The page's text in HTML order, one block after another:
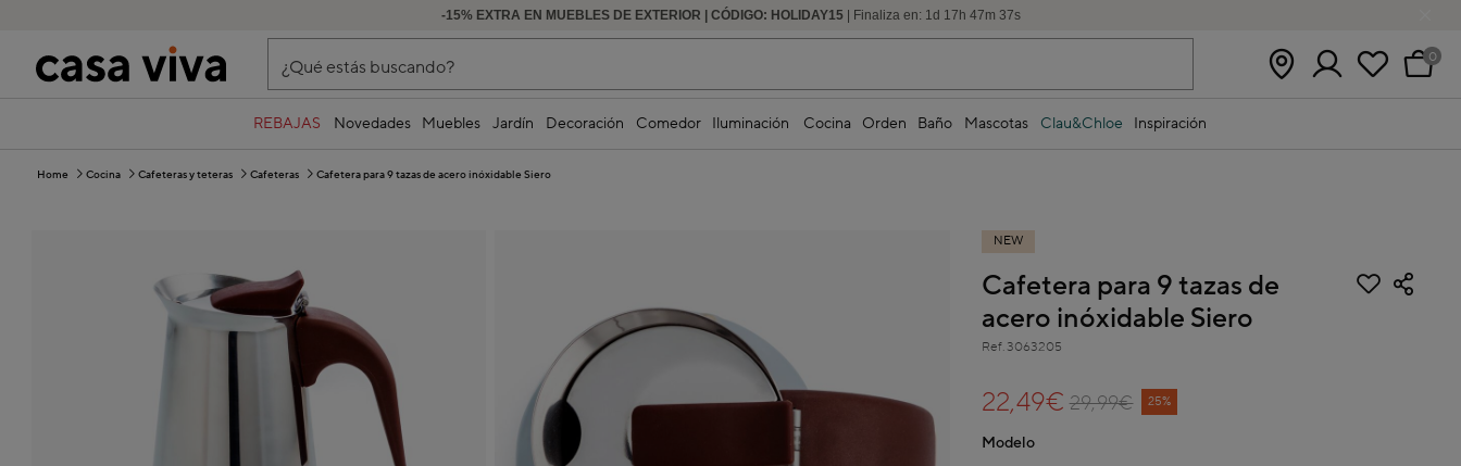
-15% EXTRA EN MUEBLES DE EXTERIOR | CÓDIGO: HOLIDAY15 | Finaliza en: 1d 17 h 47m 36s
HASTA -60% DE DESCUENTO | SEGUNDAS REBAJAS
¿Qué estás buscando? 0
REBAJAS Novedades Muebles Jardín Decoración Comedor Iluminación Cocina Orden Baño Mascotas Clau&Chloe Inspiración
Home Cocina Cafeteras y teteras Cafeteras Cafetera para 9 tazas de acero inóxidable Siero
NEW
Cafetera para 9 tazas de
acero inóxidable Siero
Ref. 3063205
Price reduced from
29,99€
to 25%
22,49€
Modelo